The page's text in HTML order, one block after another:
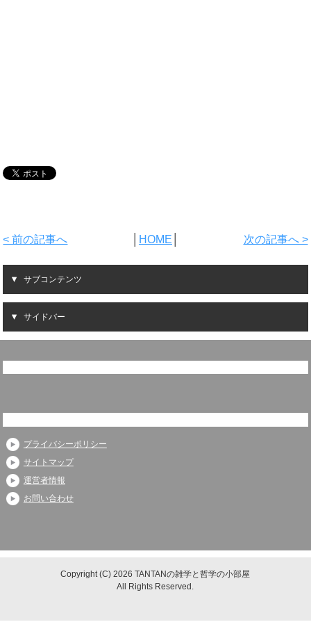
< 前の記事へ HOME 次の記事へ >
サブコンテンツ
サイドバー
プライバシーポリシー
サイトマップ
運営者情報
お問い合わせ
Copyright (C) 2026 TANTANの雑学と哲学の小部屋
All Rights Reserved.